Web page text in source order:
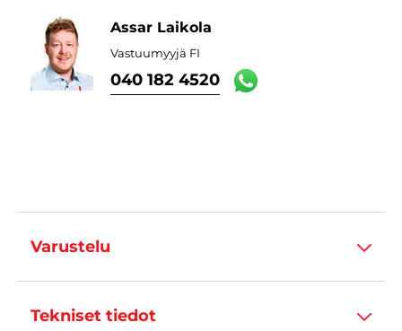
Assar Laikola
Vastuumyyjä FI
040 182 4520
Varustelu
Tekniset tiedot